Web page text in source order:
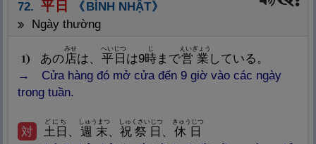
72.
平
Nghĩa: Bằng phẳng, bằng nhau,
hòa bình
日
BÌNH NHẬT
ngày thường
1 あの店
みせ
は、 平 日
へいじつ
は9時
じ
まで営業
えいぎょう
している。
Cửa hàng đó mở cửa đến 9 giờ vào các ngày
trong tuần.
対 土 日
どにち
、 週 末
しゅうまつ
、 祝 祭 日
しゅくさいじつ
、 休 日
きゅうじつ